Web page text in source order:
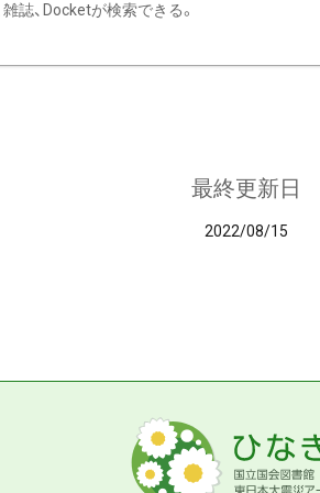
雑誌、Docketが検索できる。
最終更新日
2022/08/15